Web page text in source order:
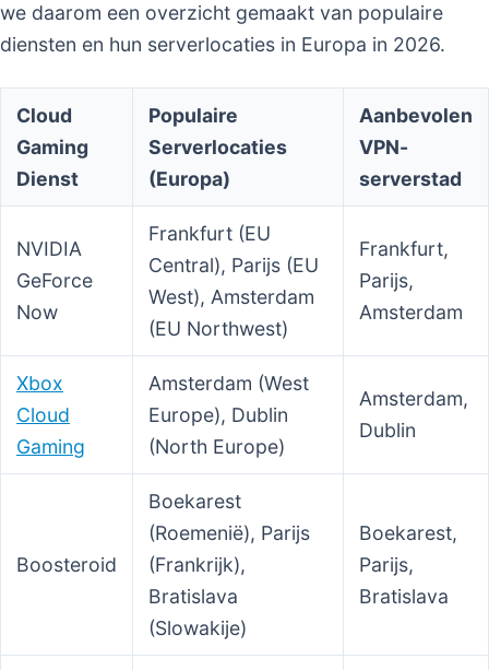
we daarom een overzicht gemaakt van populaire
diensten en hun serverlocaties in Europa in 2026.
Cloud
Gaming
Dienst
Populaire
Serverlocaties
(Europa)
Aanbevolen
VPN-
serverstad
NVIDIA
GeForce
Now
Frankfurt (EU
Central), Parijs (EU
West), Amsterdam
(EU Northwest)
Frankfurt,
Parijs,
Amsterdam
Xbox
Cloud
Gaming
Amsterdam (West
Europe), Dublin
(North Europe)
Amsterdam,
Dublin
Boosteroid
Boekarest
(Roemenië), Parijs
(Frankrijk),
Bratislava
(Slowakije)
Boekarest,
Parijs,
Bratislava